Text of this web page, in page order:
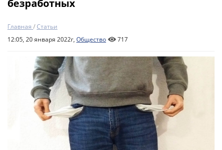
безработных
Главная /Статьи
12:05, 20 января 2022г, Общество 717